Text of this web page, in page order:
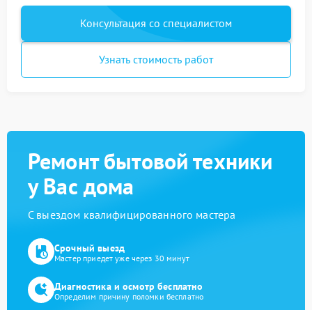
Консультация со специалистом
Узнать стоимость работ
Ремонт бытовой техники
у Вас дома
С выездом квалифицированного мастера
Срочный выезд
Мастер приедет уже через 30 минут
Диагностика и осмотр бесплатно
Определим причину поломки бесплатно